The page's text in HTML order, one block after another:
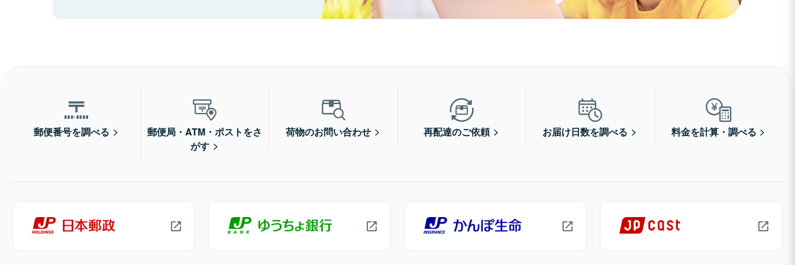
郵便番号を調べる
郵便局・ATM・ポストをさ
がす
荷物のお問い合わせ 再配達のご依頼 お届け日数を調べる 料金を計算・調べる